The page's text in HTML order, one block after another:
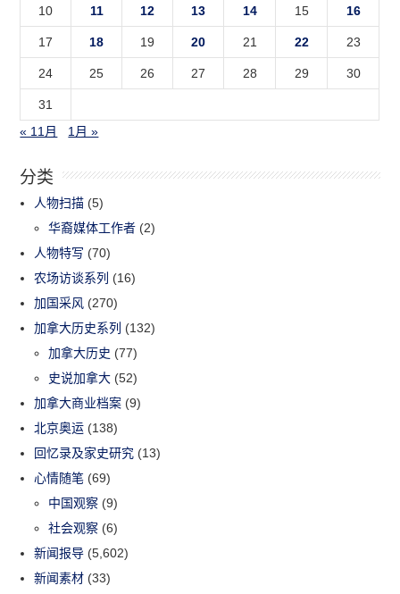
10 11 12 13 14 15 16
17 18 19 20 21 22 23
24 25 26 27 28 29 30
31
« 11月
1月 »
分类
人物扫描 (5)
华裔媒体工作者 (2)
人物特写 (70)
农场访谈系列 (16)
加国采风 (270)
加拿大历史系列 (132)
加拿大历史 (77)
史说加拿大 (52)
加拿大商业档案 (9)
北京奥运 (138)
回忆录及家史研究 (13)
心情随笔 (69)
中国观察 (9)
社会观察 (6)
新闻报导 (5,602)
新闻素材 (33)